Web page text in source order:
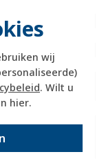
wij
. Wilt u
hier.